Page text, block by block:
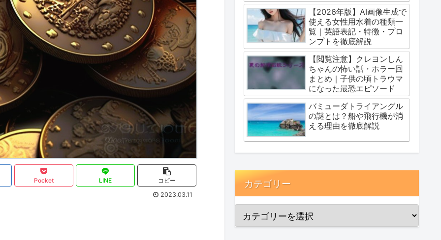
Pocket LINE
コピー
2023.03.11
【2026年版】AI画像生成で
使える女性用水着の種類一
覧｜英語表記・特徴・プロ
ンプトを徹底解説
【閲覧注意】クレヨンしん
ちゃんの怖い話・ホラー回
まとめ｜子供の頃トラウマ
になった最恐エピソード
バミューダトライアングル
の謎とは？船や飛行機が消
える理由を徹底解説
カテゴリー